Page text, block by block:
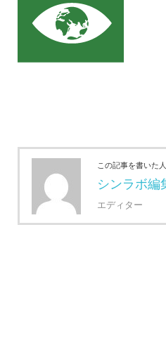
この記事を書いた人
シンラボ編
エディター